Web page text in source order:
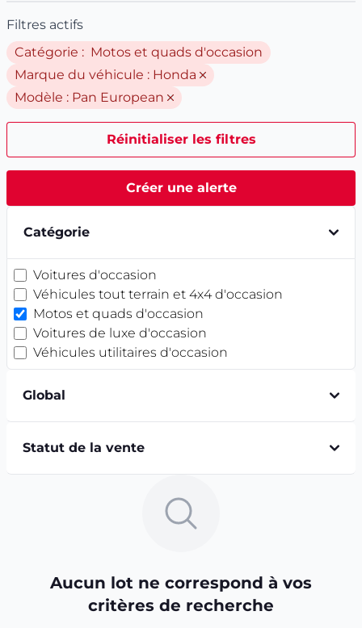
Filtres actifs
Catégorie : Motos et quads d'occasion
Marque du véhicule : Honda
Modèle : Pan European
Réinitialiser les filtres
Créer une alerte
Catégorie
Voitures d'occasion
Véhicules tout terrain et 4x4 d'occasion
Motos et quads d'occasion
Voitures de luxe d'occasion
Véhicules utilitaires d'occasion
Global
Statut de la vente
Aucun lot ne correspond à vos
critères de recherche